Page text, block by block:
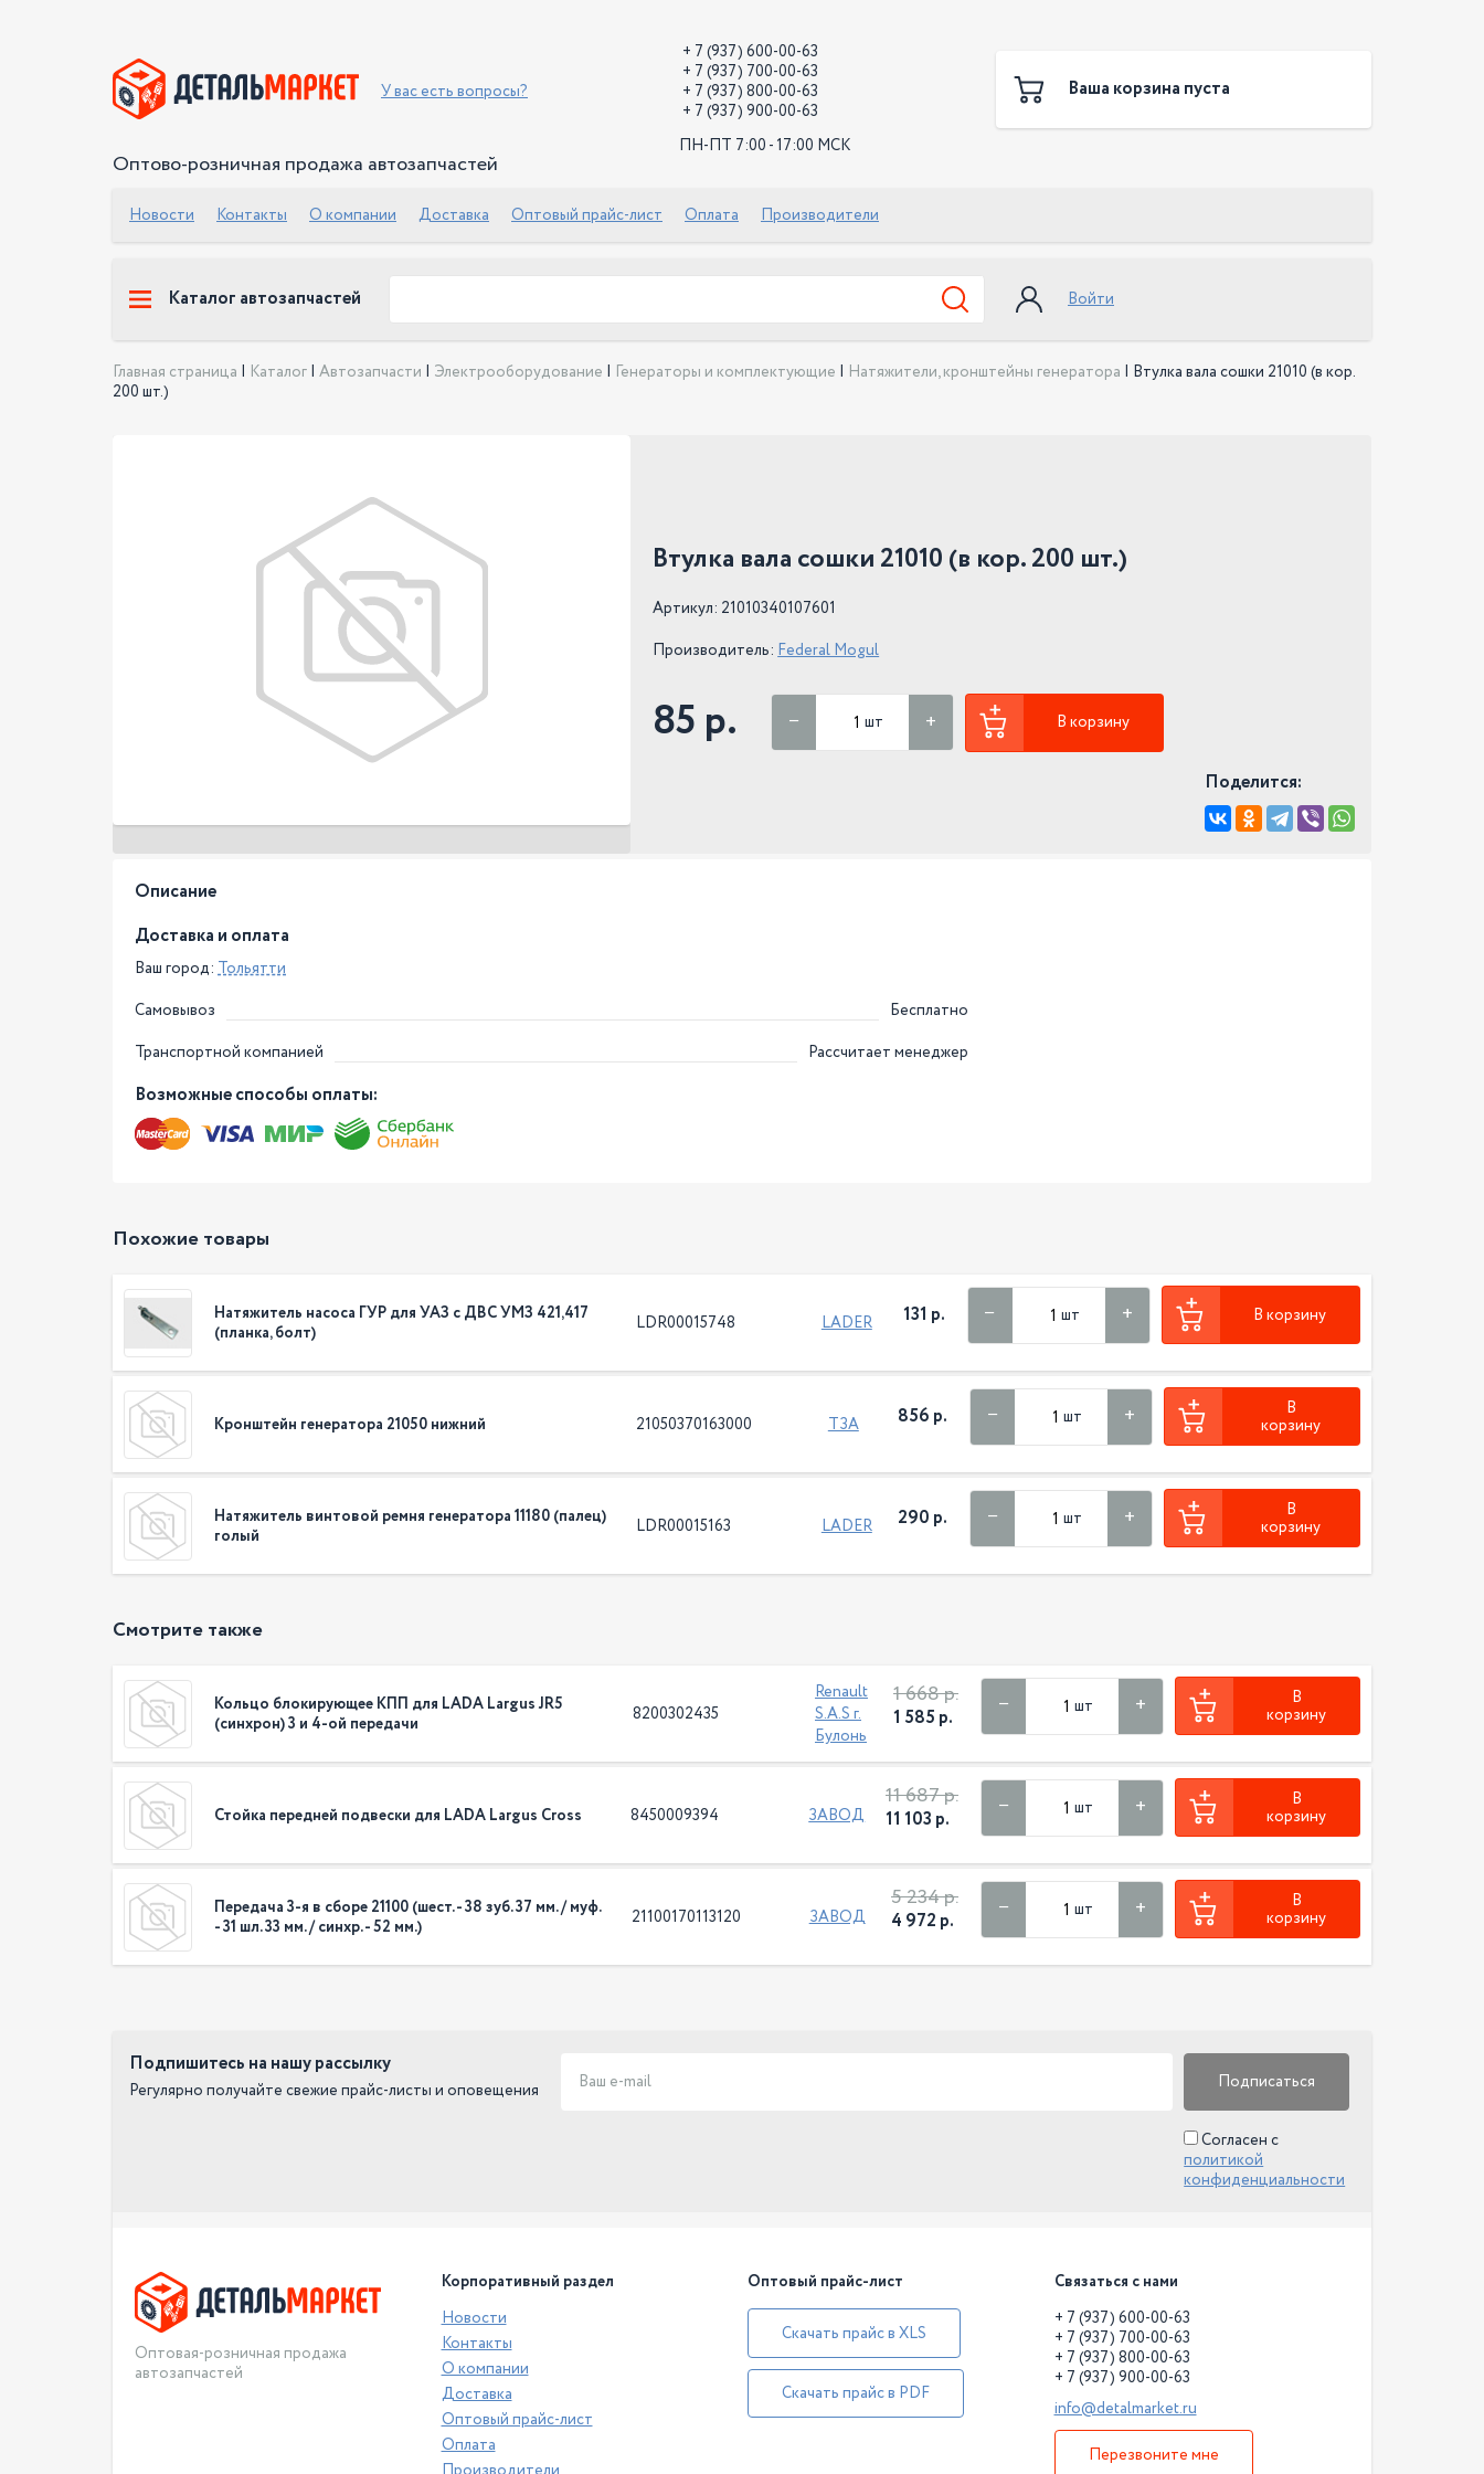
Оптово-розничная продажа автозапчастей
У вас есть вопросы?
+ 7 (937) 600-00-63
+ 7 (937) 700-00-63
+ 7 (937) 800-00-63
+ 7 (937) 900-00-63
ПН-ПТ 7:00 - 17:00 МСК
Ваша корзина пуста
Новости Контакты О компании Доставка Оптовый прайс-лист Оплата Производители
Каталог автозапчастей Войти
Главная страница | Каталог | Автозапчасти | Электрооборудование | Генераторы и комплектующие | Натяжители, кронштейны генератора | Втулка вала сошки 21010 (в кор.
200 шт.)
Втулка вала сошки 21010 (в кор. 200 шт.)
Артикул: 21010340107601
Производитель: Federal Mogul
85 р. шт В корзину
Поделится:
Описание
Доставка и оплата
Ваш город: Тольятти
Самовывоз
Бесплатно
Транспортной компанией
Рассчитает менеджер
Возможные способы оплаты:
Похожие товары
Натяжитель насоса ГУР для УАЗ с ДВС УМЗ 421,417
(планка, болт)
LDR00015748 LADER 131 р. шт В корзину
Кронштейн генератора 21050 нижний 21050370163000 ТЗА 856 р. шт
В
корзину
Натяжитель винтовой ремня генератора 11180 (палец)
голый
LDR00015163 LADER 290 р. шт
В
корзину
Смотрите также
Кольцо блокирующее КПП для LADA Largus JR5
(синхрон) 3 и 4-ой передачи
8200302435
Renault
S.A.S г.
Булонь
1 668 р.
1 585 р. шт
В
корзину
Стойка передней подвески для LADA Largus Cross 8450009394 ЗАВОД
11 687 р.
11 103 р. шт
В
корзину
Передача 3-я в сборе 21100 (шест. - 38 зуб. 37 мм. / муф.
- 31 шл. 33 мм. / синхр. - 52 мм.)
21100170113120 ЗАВОД
5 234 р.
4 972 р. шт
В
корзину
Подпишитесь на нашу рассылку
Регулярно получайте свежие прайс-листы и оповещения Подписаться
Согласен с
политикой
конфиденциальности
Оптовая-розничная продажа
автозапчастей
Корпоративный раздел
Новости
Контакты
О компании
Доставка
Оптовый прайс-лист
Оплата
Оптовый прайс-лист
Скачать прайс в XLS
Скачать прайс в PDF
Связаться с нами
+ 7 (937) 600-00-63
+ 7 (937) 700-00-63
+ 7 (937) 800-00-63
+ 7 (937) 900-00-63
info@detalmarket.ru
Перезвоните мне